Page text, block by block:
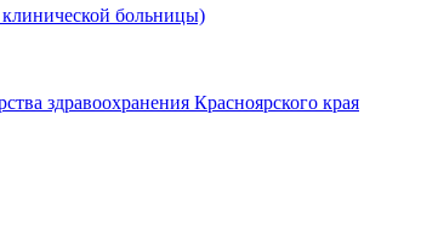
больницы)
здравоохранения Красноярского края